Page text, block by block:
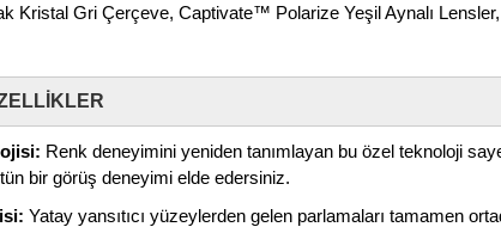
Kristal Gri Çerçeve, Captivate™ Polarize Yeşil Aynalı Lensler,
Renk deneyimini yeniden tanımlayan bu özel teknoloji
bir görüş deneyimi elde edersiniz.
Yatay yansıtıcı yüzeylerden gelen parlamaları tamamen